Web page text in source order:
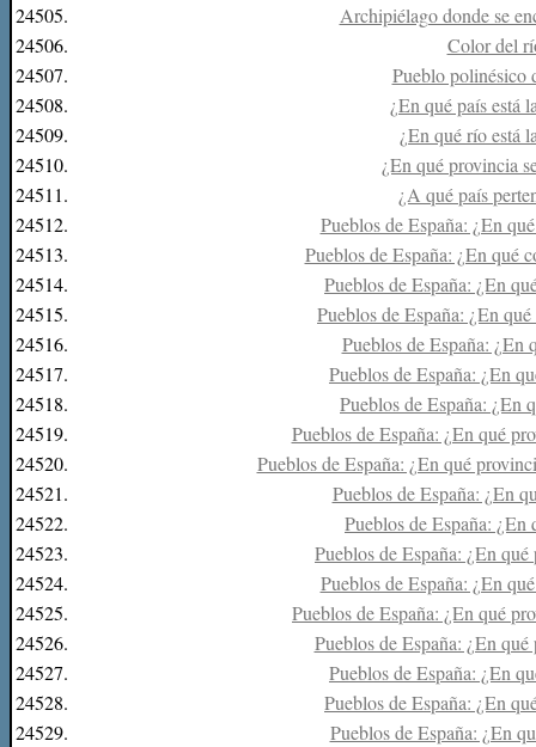
24505.
Archipiélago donde se
24506.
Color del
24507.
Pueblo polinésico
24508.
¿En qué país está
24509.
¿En qué río está
24510.
¿En qué provincia
24511.
¿A qué país
24512.
Pueblos de España: ¿En
24513.
Pueblos de España: ¿En qué
24514.
Pueblos de España: ¿En
24515.
Pueblos de España: ¿En
24516.
Pueblos de España: ¿En
24517.
Pueblos de España: ¿En
24518.
Pueblos de España: ¿En
24519.
Pueblos de España: ¿En qué
24520.
Pueblos de España: ¿En qué
24521.
Pueblos de España: ¿En
24522.
Pueblos de España:
24523.
Pueblos de España: ¿En
24524.
Pueblos de España: ¿En
24525.
Pueblos de España: ¿En qué
24526.
Pueblos de España: ¿En
24527.
Pueblos de España: ¿En
24528.
Pueblos de España: ¿En
24529.
Pueblos de España: ¿En